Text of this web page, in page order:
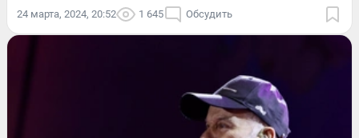
24 марта, 2024, 20:52 1 645 Обсудить